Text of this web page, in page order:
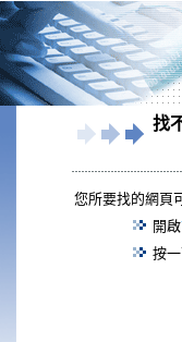
找
您所要找的網頁
開啟
按